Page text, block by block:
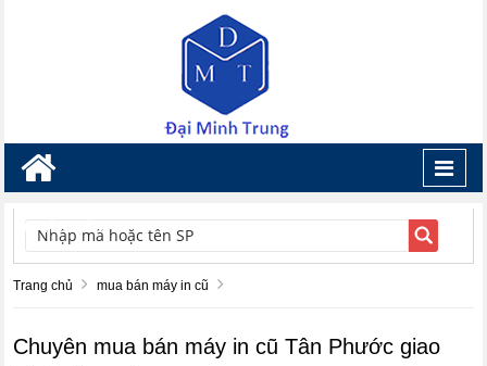
TÌM KIẾM
Trang chủ mua bán máy in cũ
Chuyên mua bán máy in cũ Tân Phước giao